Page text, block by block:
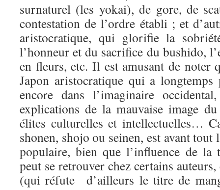
surnaturel (les yokai), de gore, de
contestation de l’ordre établi ; et
aristocratique, qui glorifie la
l’honneur et du sacrifice du bushido,
en fleurs, etc. Il est amusant de noter
Japon aristocratique qui a
encore dans l’imaginaire
explications de la mauvaise image
élites culturelles et intellectuelles…
shonen, shojo ou seinen, est avant
populaire, bien que l’influence de la
peut se retrouver chez certains
(qui réfute d’ailleurs le titre de